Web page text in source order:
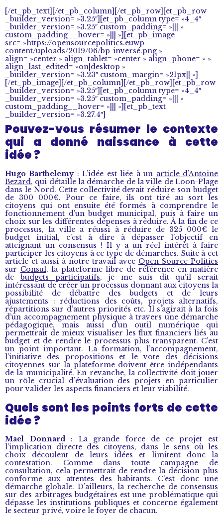
[/et_pb_text][/et_pb_column][/et_pb_row][et_pb_row
_builder_version= »3.25″][et_pb_column type= »4_4″
_builder_version= »3.25″ custom_padding= »||| »
custom_padding__hover= »||| »][et_pb_image
src= »https://opensourcepolitics.euwp-
content/uploads/2019/06/bp-inversé.png »
align= »center » align_tablet= »center » align_phone= » »
align_last_edited= »on|desktop »
_builder_version= »3.23″ custom_margin= »21px|| »]
[/et_pb_image][/et_pb_column][/et_pb_row][et_pb_row
_builder_version= »3.25″][et_pb_column type= »4_4″
_builder_version= »3.25″ custom_padding= »||| »
custom_padding__hover= »||| »][et_pb_text
_builder_version= »3.27.4″]
Pouvez-vous résumer le contexte
qui a donné naissance à cette
idée ?
Hugo Barthelemy: L’idée est liée à un article d’Antoine
Bezard, qui détaille la démarche de la ville de Loon-Plage
dans le Nord. Cette collectivité devait réduire son budget
de 300 000€. Pour ce faire, ils ont tiré au sort les
citoyens qui ont ensuite été formés à comprendre le
fonctionnement d’un budget municipal, puis à faire un
choix sur les différentes dépenses à réduire. À la fin de ce
processus, la ville a réussi à réduire de 325 000€ le
budget initial, c’est à dire à dépasser l’objectif en
atteignant un consensus ! Il y a un réel intérêt à faire
participer les citoyens à ce type de démarches. Suite à cet
article et aussi à notre travail avec Open Source Politics
sur Consul, la plateforme libre de référence en matière
debudgets participatifs, je me suis dit qu’il serait
intéressant de créer un processus donnant aux citoyens la
possibilité de débattre des budgets et de leurs
ajustements : réductions des coûts, projets alternatifs,
répartitions sur d’autres priorités etc. Il s’agirait à la fois
d’un accompagnement physique à travers une démarche
pédagogique, mais aussi d’un outil numérique qui
permettrait de mieux visualiser les flux financiers liés au
budget et de rendre le processus plus transparent. C’est
un point important. La formation, l’accompagnement,
l’initiative des propositions et le vote des décisions
citoyennes sur la plateforme doivent être indépendants
de la municipalité. En revanche, la collectivité doit jouer
un rôle crucial d’évaluation des projets en particulier
pour valider les aspects financiers et leur viabilité.
Quels sont les points forts de cette
idée ?
Mael Donnard: La grande force de ce projet est
l’implication directe des citoyens, dans le sens où les
choix découlent de leurs idées et limitent donc la
contestation. Comme dans toute campagne de
consultation, cela permettrait de rendre la décision plus
conforme aux attentes des habitants. C’est donc une
démarche globale. D’ailleurs, la recherche de consensus
sur des arbitrages budgétaires est une problématique qui
dépasse les institutions publiques et concerne également
le secteur privé, voire le foyer de chacun.